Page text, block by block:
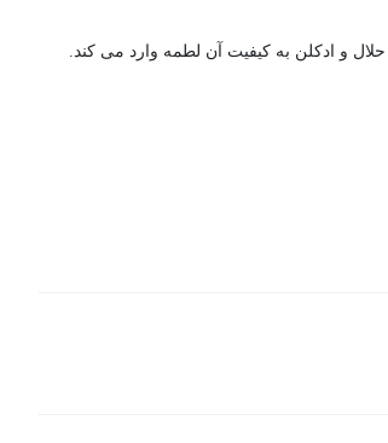
و ادکلن به کیفیت آن لطمه وارد می کند.